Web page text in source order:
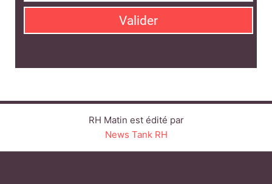
Valider
RH Matin est édité par
News Tank RH